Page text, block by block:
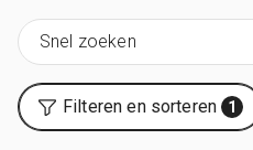
Filteren en sorteren 1